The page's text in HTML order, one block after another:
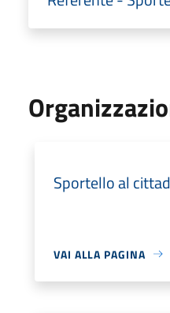
Sportello al
VAI ALLA PAGINA